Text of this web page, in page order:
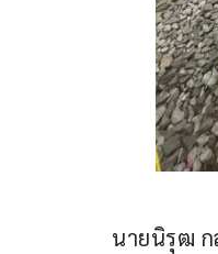
นายนิรุฒ ก